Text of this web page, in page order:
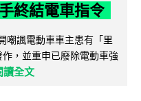
終結電車指令
嘲諷電動車車主患有「里
，並重申已廢除電動車強
讀全文